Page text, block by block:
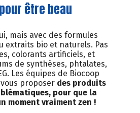
être beau
mais avec des formules
extraits bio et naturels. Pas
colorants artificiels, et
de synthèses, phtalates,
Les équipes de Biocoop
proposer des produits
pour que la
moment vraiment zen !